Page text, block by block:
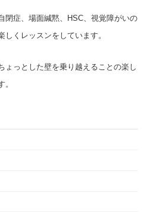
閉症、場面緘黙、HSC、視覚障がいの
くレッスンをしています。
ょっとした壁を乗り越えることの楽し